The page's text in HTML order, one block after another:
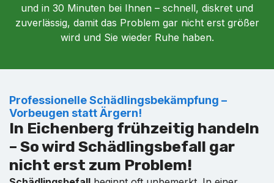
und in 30 Minuten bei Ihnen – schnell, diskret und
zuverlässig, damit das Problem gar nicht erst größer
wird und Sie wieder Ruhe haben.
Professionelle Schädlingsbekämpfung –
Vorbeugen statt Ärgern!
In Eichenberg frühzeitig handeln
– So wird Schädlingsbefall gar
nicht erst zum Problem!